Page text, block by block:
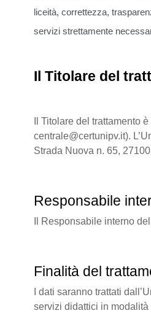
liceità, correttezza,
servizi strettamente
Il Titolare del
Il Titolare del trattamento
centrale@certunipv.it).
Strada Nuova n. 65,
Responsabile
Il Responsabile interno
Finalità del
I dati saranno trattati
servizi didattici in